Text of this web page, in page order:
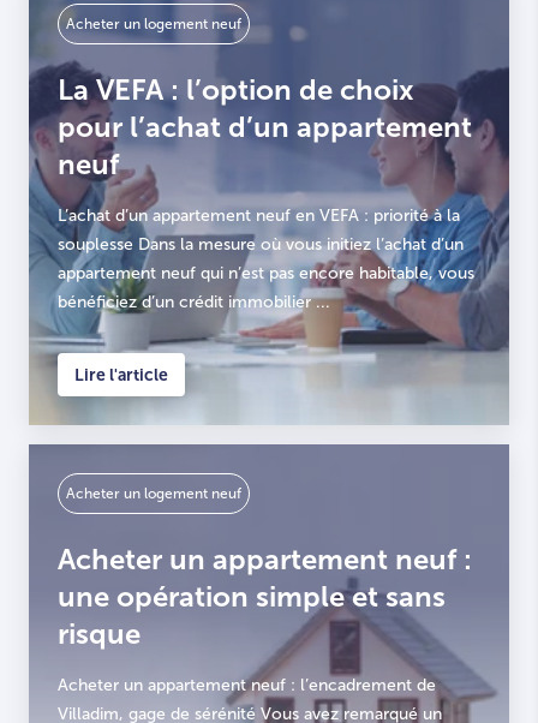
Acheter un logement neuf
La VEFA : l’option de choix
pour l’achat d’un appartement
neuf
L’achat d’un appartement neuf en VEFA : priorité à la
souplesse Dans la mesure où vous initiez l’achat d’un
appartement neuf qui n’est pas encore habitable, vous
bénéficiez d’un crédit immobilier ...
Lire l'article
Acheter un logement neuf
Acheter un appartement neuf :
une opération simple et sans
risque
Acheter un appartement neuf : l’encadrement de
Villadim, gage de sérénité Vous avez remarqué un